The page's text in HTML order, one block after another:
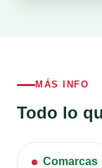
MÁS INFO
Todo lo
Comarcas